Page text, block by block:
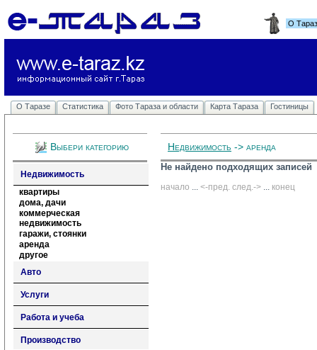
О
О Таразе Статистика Фото Тараза и области Карта Тараза Гостиницы
Выбери категорию
Недвижимость
квартиры
дома, дачи
коммерческая
недвижимость
гаражи, стоянки
аренда
другое
Авто
Услуги
Работа и учеба
Производство
Недвижимость -> аренда
Не найдено подходящих записей
начало ... <-пред. след.-> ... конец